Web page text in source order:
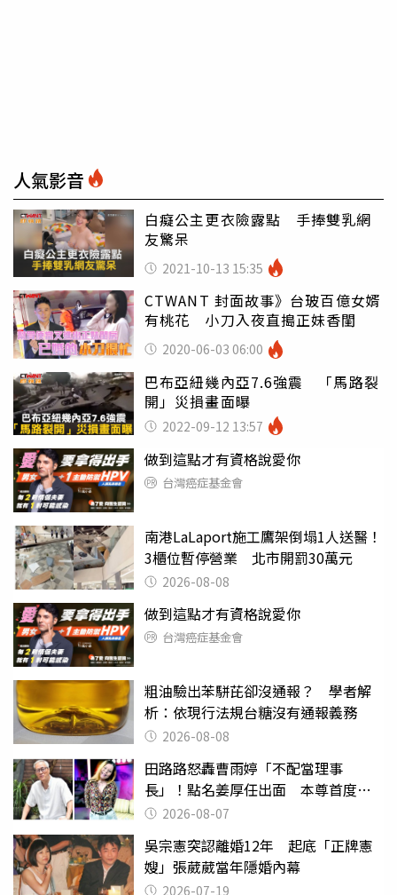
人氣影音
白癡公主更衣險露點 手捧雙乳網
友驚呆
2021-10-13 15:35
CTWANT 封面故事》台玻百億女婿
有桃花 小刀入夜直搗正妹香閨
2020-06-03 06:00
巴布亞紐幾內亞7.6強震 「馬路裂
開」災損畫面曝
2022-09-12 13:57
做到這點才有資格說愛你
台灣癌症基金會
南港LaLaport施工鷹架倒塌1人送醫！
3櫃位暫停營業 北市開罰30萬元
2026-08-08
做到這點才有資格說愛你
台灣癌症基金會
粗油驗出苯駢芘卻沒通報？ 學者解
析：依現行法規台糖沒有通報義務
2026-08-08
田路路怒轟曹雨婷「不配當理事
長」！點名姜厚任出面 本尊首度回
應了2026-08-07
吳宗憲突認離婚12年 起底「正牌憲
嫂」張葳葳當年隱婚內幕
2026-07-19